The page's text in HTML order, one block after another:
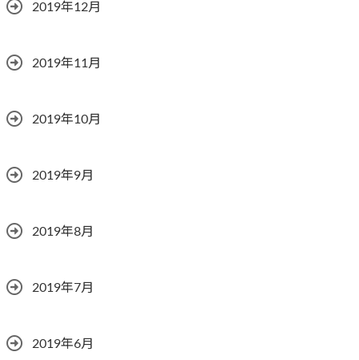
2019年12月
2019年11月
2019年10月
2019年9月
2019年8月
2019年7月
2019年6月